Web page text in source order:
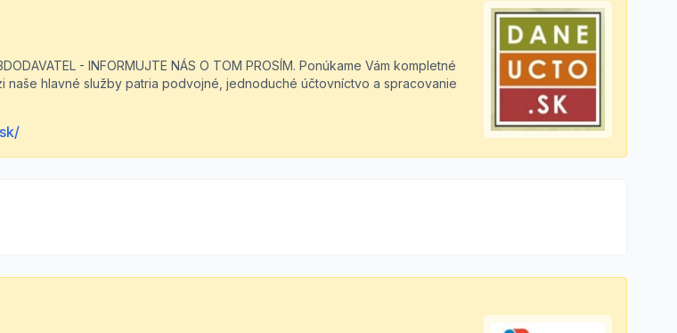
- INFORMUJTE NÁS O TOM PROSÍM. Ponúkame Vám kompletné
naše hlavné služby patria podvojné, jednoduché účtovníctvo a spracovanie